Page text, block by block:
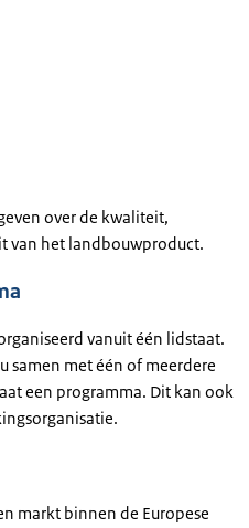
over de kwaliteit,
van het landbouwproduct.
vanuit één lidstaat.
samen met één of meerdere
een programma. Dit kan ook
markt binnen de Europese